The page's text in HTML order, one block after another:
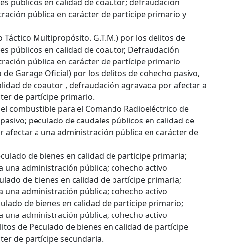
públicos en calidad de coautor; defraudación
pública en carácter de partícipe primario y
Táctico Multipropósito. G.T.M.) por los delitos de
públicos en calidad de coautor, Defraudación
pública en carácter de partícipe primario
Garage Oficial) por los delitos de cohecho pasivo,
de coautor , defraudación agravada por afectar a
de partícipe primario.
combustible para el Comando Radioeléctrico de
peculado de caudales públicos en calidad de
afectar a una administración pública en carácter de
de bienes en calidad de partícipe primaria;
administración pública; cohecho activo
de bienes en calidad de partícipe primaria;
administración pública; cohecho activo
de bienes en calidad de partícipe primario;
administración pública; cohecho activo
de Peculado de bienes en calidad de partícipe
de partícipe secundaria.